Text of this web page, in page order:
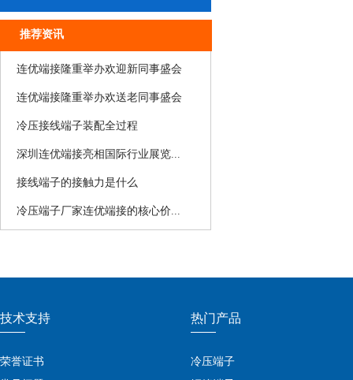
推荐资讯
连优端接隆重举办欢迎新同事盛会
连优端接隆重举办欢送老同事盛会
冷压接线端子装配全过程
​深圳连优端接亮相国际行业展览...
接线端子的接触力是什么
​冷压端子厂家连优端接的核心价...
技术支持
荣誉证书
热门产品
冷压端子